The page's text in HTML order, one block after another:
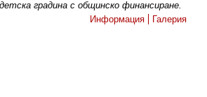
детска градина с общинско финансиране.
Информация
Галерия